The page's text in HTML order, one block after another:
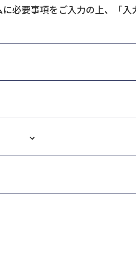
必要事項をご入力の上、「